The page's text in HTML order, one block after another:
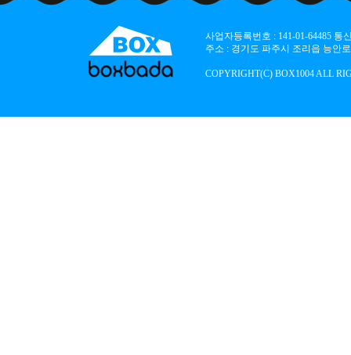
사업자등록번호 : 141-01-64485
주소 : 경기도 파주시 조리읍 능안
COPYRIGHT(C) BOX1004 ALL